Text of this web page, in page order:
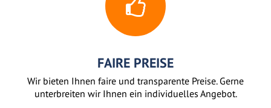
FAIRE PREISE
Wir bieten Ihnen faire und transparente Preise. Gerne
unterbreiten wir Ihnen ein individuelles Angebot.